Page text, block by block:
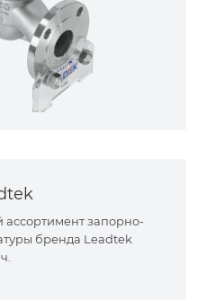
запорно-
бренда Leadtek